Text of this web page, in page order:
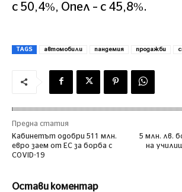
с 50,4%, Опел – с 45,8%.
TAGS автомобили пандемия продажби
Предна статия
Кабинетът одобри 511 млн.
евро заем от ЕС за борба с
COVID-19
5 млн. лв.
на
Остави коментар